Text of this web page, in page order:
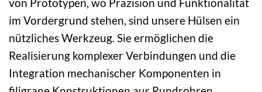
im Vordergrund stehen, sind unsere Hülsen ein
nützliches Werkzeug. Sie ermöglichen die
Realisierung komplexer Verbindungen und die
Integration mechanischer Komponenten in